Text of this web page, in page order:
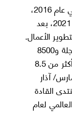
انضمت آل ثاني إلى مركز قطر للمال في عام 2016،
وتولت منصبها الحالي في يوليو/ تموز 2021، بعد
الأعمال.
ويضم المركز أكثر من 1400 شركة مسجلة و8500
موظف، وبلغت مجمل أصوله المدارة أكثر من 8.5
عام 2021 . في مارس/ آذار
القادة
لعام